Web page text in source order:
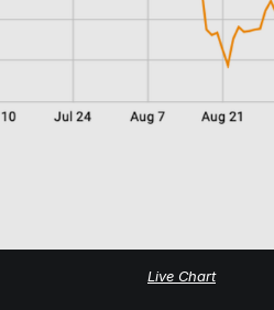
Live Chart